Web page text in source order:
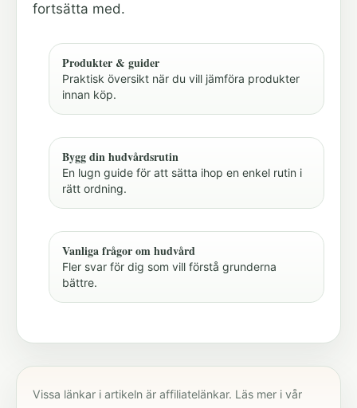
fortsätta med.
Produkter & guider
Praktisk översikt när du vill jämföra produkter
innan köp.
Bygg din hudvårdsrutin
En lugn guide för att sätta ihop en enkel rutin i
rätt ordning.
Vanliga frågor om hudvård
Fler svar för dig som vill förstå grunderna
bättre.
Vissa länkar i artikeln är affiliatelänkar. Läs mer i vår